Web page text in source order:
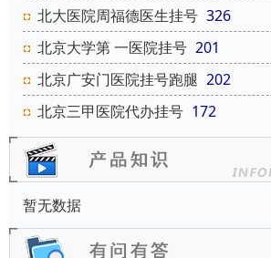
北大医院周福德医生挂号 326
北京大学第 一医院挂号 201
北京广安门医院挂号跑腿 202
北京三甲医院代办挂号 172
暂无数据